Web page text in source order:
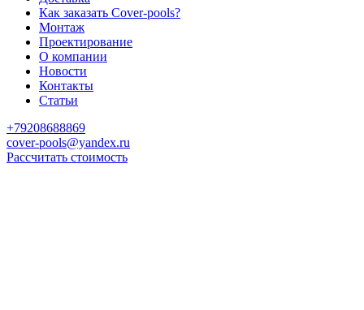
Как заказать Cover-pools?
Монтаж
Проектирование
О компании
Новости
Контакты
Статьи
+79208688869
cover-pools@yandex.ru
Рассчитать стоимость